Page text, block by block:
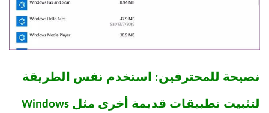
نصيحة للمحترفين: استخدم نفس الطريقة
لتثبيت تطبيقات قديمة أخرى مثل Windows